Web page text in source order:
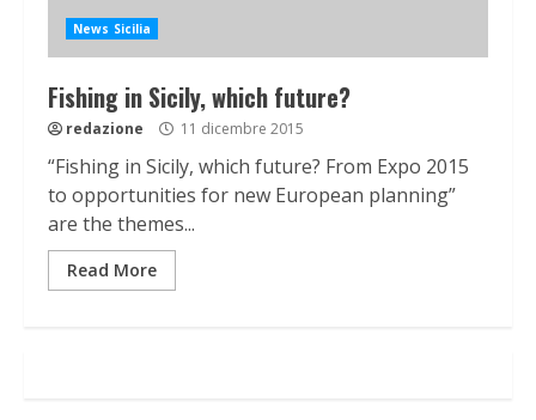
News Sicilia
Fishing in Sicily, which future?
redazione 11 dicembre 2015
“Fishing in Sicily, which future? From Expo 2015
to opportunities for new European planning”
are the themes...
Read More